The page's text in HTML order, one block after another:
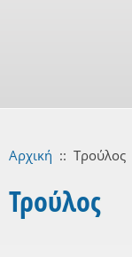
Αρχική :: Τρούλος
Τρούλος